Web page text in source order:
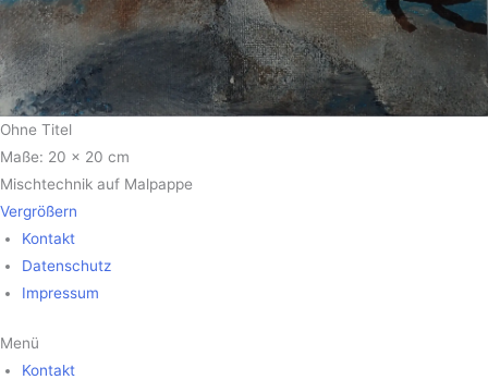
Ohne Titel
Maße: 20 x 20 cm
Mischtechnik auf Malpappe
Vergrößern
Kontakt
Datenschutz
Impressum
Menü
Kontakt